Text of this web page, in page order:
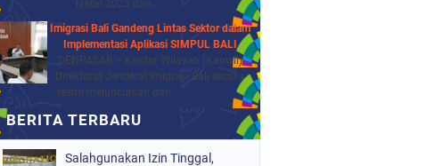
Natal 2025 dan...
Imigrasi Bali Gandeng Lintas Sektor dalam
Implementasi Aplikasi SIMPUL BALI
DENPASAR – Kantor Wilayah (Kanwil)
Direktorat Jenderal Imigrasi Bali secara
resmi meluncurkan dan...
Salahgunakan Izin Tinggal,